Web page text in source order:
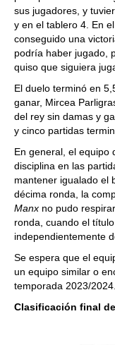
sus jugadores, y
y en el tablero 4. En
conseguido una
podría haber jugado,
quiso que siguiera
El duelo terminó en
ganar, Mircea
del rey sin damas y
y cinco partidas
En general, el equipo
disciplina en las
mantener igualado el
décima ronda, la
Manx no pudo
ronda, cuando el
independientemente
Se espera que el
un equipo similar o
temporada 2023/2024.
Clasificación final